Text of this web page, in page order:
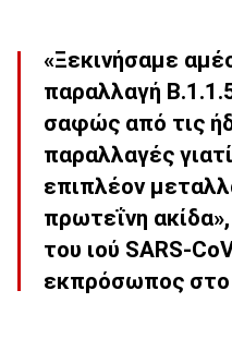
«Ξεκινήσαμε
παραλλαγή
σαφώς από τις
παραλλαγές
επιπλέον
πρωτεΐνη
του ιού SARS-
εκπρόσωπος στο